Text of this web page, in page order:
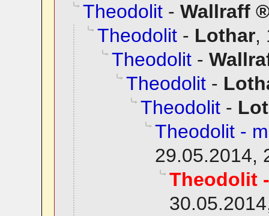
Theodolit- Wallraff
Theodolit- Lothar,
Theodolit-
Theodolit-
Theodolit-
Theodolit -
29.05.2014,
Theodolit